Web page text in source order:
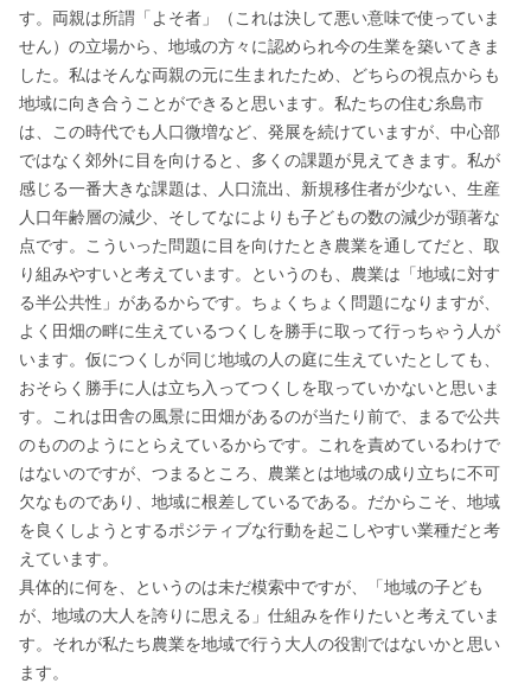
す。両親は所謂「よそ者」（これは決して悪い意味で使っていま
せん）の立場から、地域の方々に認められ今の生業を築いてきま
した。私はそんな両親の元に生まれたため、どちらの視点からも
地域に向き合うことができると思います。私たちの住む糸島市
は、この時代でも人口微増など、発展を続けていますが、中心部
ではなく郊外に目を向けると、多くの課題が見えてきます。私が
感じる一番大きな課題は、人口流出、新規移住者が少ない、生産
人口年齢層の減少、そしてなによりも子どもの数の減少が顕著な
点です。こういった問題に目を向けたとき農業を通してだと、取
り組みやすいと考えています。というのも、農業は「地域に対す
る半公共性」があるからです。ちょくちょく問題になりますが、
よく田畑の畔に生えているつくしを勝手に取って行っちゃう人が
います。仮につくしが同じ地域の人の庭に生えていたとしても、
おそらく勝手に人は立ち入ってつくしを取っていかないと思いま
す。これは田舎の風景に田畑があるのが当たり前で、まるで公共
のもののようにとらえているからです。これを責めているわけで
はないのですが、つまるところ、農業とは地域の成り立ちに不可
欠なものであり、地域に根差しているである。だからこそ、地域
を良くしようとするポジティブな行動を起こしやすい業種だと考
えています。
具体的に何を、というのは未だ模索中ですが、「地域の子ども
が、地域の大人を誇りに思える」仕組みを作りたいと考えていま
す。それが私たち農業を地域で行う大人の役割ではないかと思い
ます。